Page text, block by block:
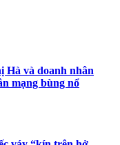
Hà và doanh nhân
mạng bùng nổ